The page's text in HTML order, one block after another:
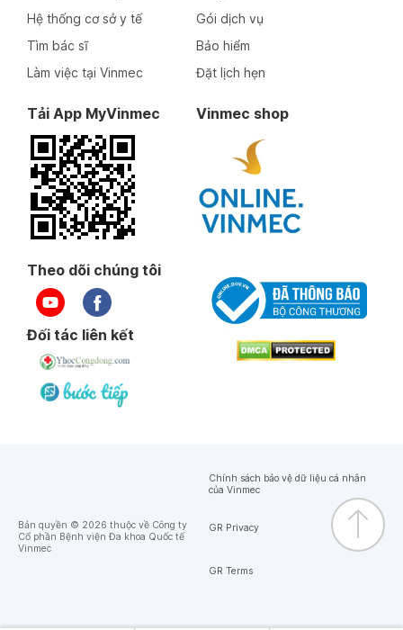
Hệ thống cơ sở y tế
Tìm bác sĩ
Làm việc tại Vinmec
Gói dịch vụ
Bảo hiểm
Đặt lịch hẹn
Tải App MyVinmec Vinmec shop
Theo dõi chúng tôi
Đối tác liên kết
Bản quyền © 2026 thuộc về Công ty
Cổ phần Bệnh viện Đa khoa Quốc tế
Vinmec
Chính sách bảo vệ dữ liệu cá nhân
của Vinmec
GR Privacy
GR Terms